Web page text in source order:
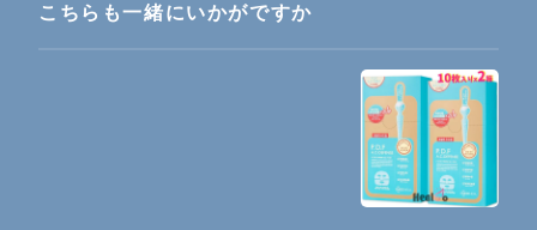
こちらも一緒にいかがですか